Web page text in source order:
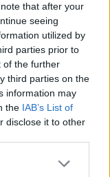
that after your
seeing
utilized by
parties prior to
of the further
third parties on the
information may
the IAB’s List of
disclose it to other
που
του